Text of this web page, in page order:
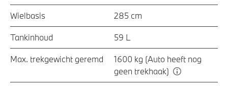
Wielbasis 285 cm
Tankinhoud 59 L
Max. trekgewicht geremd
1600 kg (Auto heeft nog
geen trekhaak)